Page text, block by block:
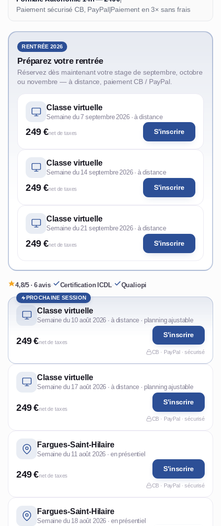
Paiement sécurisé CB, PayPal|Paiement en 3× sans frais
RENTRÉE 2026
Préparez votre rentrée
Réservez dès maintenant votre stage de septembre, octobre
ou novembre — à distance, paiement CB / PayPal.
Classe virtuelle
Semaine du 7 septembre 2026 · à distance
249 €net de taxes S'inscrire
Classe virtuelle
Semaine du 14 septembre 2026 · à distance
249 €net de taxes S'inscrire
Classe virtuelle
Semaine du 21 septembre 2026 · à distance
249 €net de taxes S'inscrire
4,8/5 · 6 avis· Certification ICDL· Qualiopi
PROCHAINE SESSION
Classe virtuelle
Semaine du 10 août 2026 · à distance · planning ajustable
249 €net de taxes
S'inscrire
CB · PayPal · sécurisé
Classe virtuelle
Semaine du 17 août 2026 · à distance · planning ajustable
249 €net de taxes
S'inscrire
CB · PayPal · sécurisé
Fargues-Saint-Hilaire
Semaine du 11 août 2026 · en présentiel
249 €net de taxes
S'inscrire
CB · PayPal · sécurisé
Fargues-Saint-Hilaire
Semaine du 18 août 2026 · en présentiel